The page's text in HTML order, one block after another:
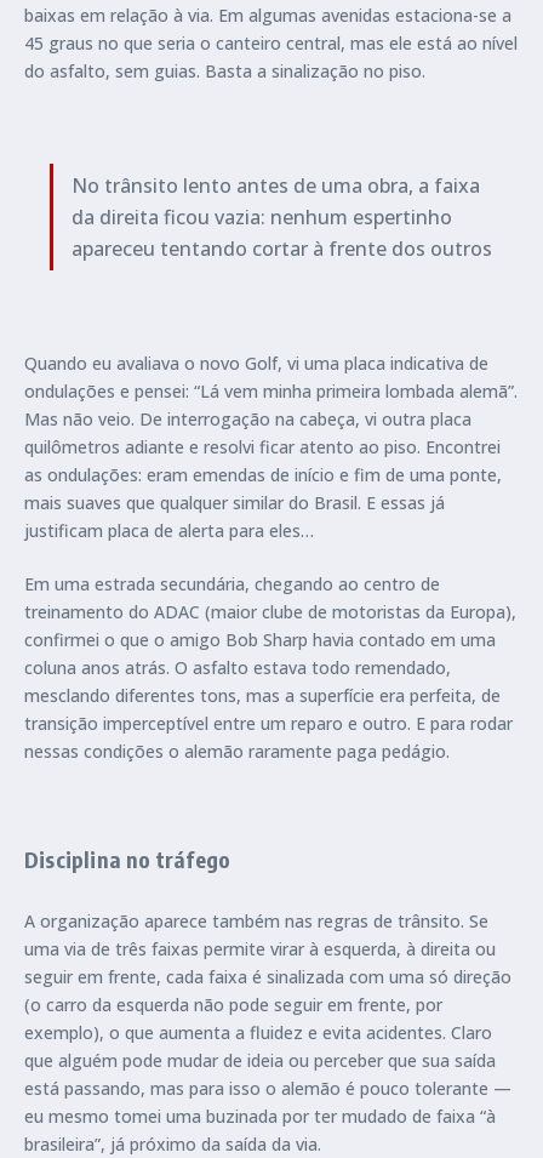
baixas em relação à via. Em algumas avenidas estaciona-se a
45 graus no que seria o canteiro central, mas ele está ao nível
do asfalto, sem guias. Basta a sinalização no piso.
No trânsito lento antes de uma obra, a faixa
da direita ficou vazia: nenhum espertinho
apareceu tentando cortar à frente dos outros
Quando eu avaliava o novo Golf, vi uma placa indicativa de
ondulações e pensei: “Lá vem minha primeira lombada alemã”.
Mas não veio. De interrogação na cabeça, vi outra placa
quilômetros adiante e resolvi ficar atento ao piso. Encontrei
as ondulações: eram emendas de início e fim de uma ponte,
mais suaves que qualquer similar do Brasil. E essas já
justificam placa de alerta para eles…
Em uma estrada secundária, chegando ao centro de
treinamento do ADAC (maior clube de motoristas da Europa),
confirmei o que o amigo Bob Sharp havia contado em uma
coluna anos atrás. O asfalto estava todo remendado,
mesclando diferentes tons, mas a superfície era perfeita, de
transição imperceptível entre um reparo e outro. E para rodar
nessas condições o alemão raramente paga pedágio.
Disciplina no tráfego
A organização aparece também nas regras de trânsito. Se
uma via de três faixas permite virar à esquerda, à direita ou
seguir em frente, cada faixa é sinalizada com uma só direção
(o carro da esquerda não pode seguir em frente, por
exemplo), o que aumenta a fluidez e evita acidentes. Claro
que alguém pode mudar de ideia ou perceber que sua saída
está passando, mas para isso o alemão é pouco tolerante —
eu mesmo tomei uma buzinada por ter mudado de faixa “à
brasileira”, já próximo da saída da via.